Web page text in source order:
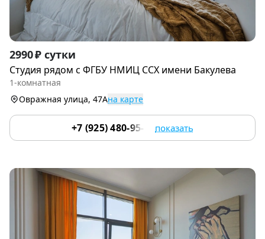
Item
1
of
2990 ₽ сутки
Студия рядoм с ФГБУ НМИЦ ССХ имени Бакулева
1-комнатная
Овражная улица, 47Ана карте
+7 (925) 480-95-17 показать